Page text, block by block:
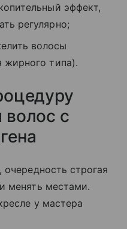
эффект,
регулярно;
волосы
жирного типа).
волос с
очередность строгая
менять местами.
у мастера